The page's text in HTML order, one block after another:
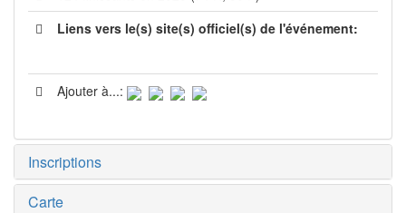
Liens vers le(s) site(s) officiel(s) de l'événement:
Ajouter à...:
Inscriptions
Carte